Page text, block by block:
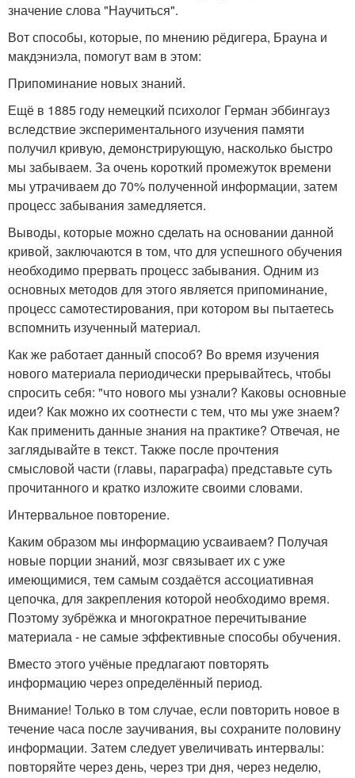
значение слова "Научиться".
Вот способы, которые, по мнению рёдигера, Брауна и
макдэниэла, помогут вам в этом:
Припоминание новых знаний.
Ещё в 1885 году немецкий психолог Герман эббингауз
вследствие экспериментального изучения памяти
получил кривую, демонстрирующую, насколько быстро
мы забываем. За очень короткий промежуток времени
мы утрачиваем до 70% полученной информации, затем
процесс забывания замедляется.
Выводы, которые можно сделать на основании данной
кривой, заключаются в том, что для успешного обучения
необходимо прервать процесс забывания. Одним из
основных методов для этого является припоминание,
процесс самотестирования, при котором вы пытаетесь
вспомнить изученный материал.
Как же работает данный способ? Во время изучения
нового материала периодически прерывайтесь, чтобы
спросить себя: "что нового мы узнали? Каковы основные
идеи? Как можно их соотнести с тем, что мы уже знаем?
Как применить данные знания на практике? Отвечая, не
заглядывайте в текст. Также после прочтения
смысловой части (главы, параграфа) представьте суть
прочитанного и кратко изложите своими словами.
Интервальное повторение.
Каким образом мы информацию усваиваем? Получая
новые порции знаний, мозг связывает их с уже
имеющимися, тем самым создаётся ассоциативная
цепочка, для закрепления которой необходимо время.
Поэтому зубрёжка и многократное перечитывание
материала - не самые эффективные способы обучения.
Вместо этого учёные предлагают повторять
информацию через определённый период.
Внимание! Только в том случае, если повторить новое в
течение часа после заучивания, вы сохраните половину
информации. Затем следует увеличивать интервалы:
повторяйте через день, через три дня, через неделю,